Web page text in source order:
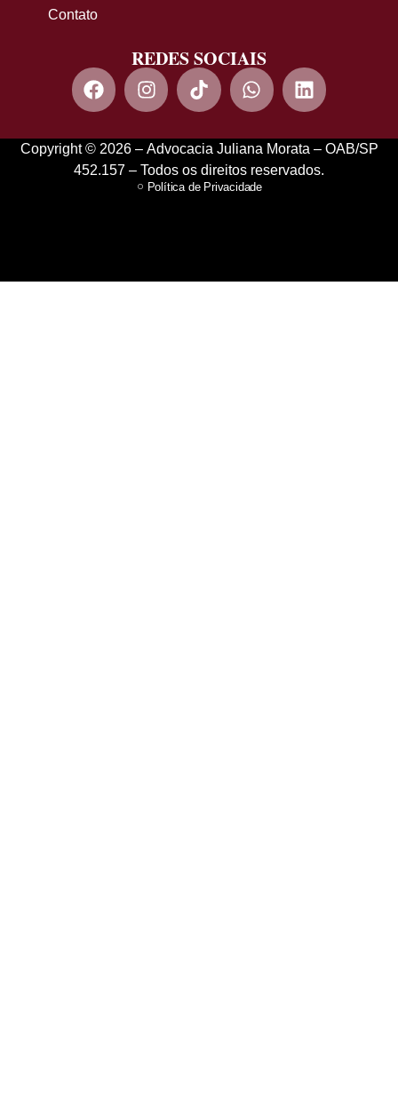
Contato
REDES SOCIAIS
Copyright © 2026 – Advocacia Juliana Morata – OAB/SP
452.157 – Todos os direitos reservados.
Política de Privacidade